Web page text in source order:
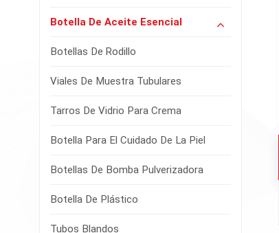
Botella De Aceite Esencial
Botellas De Rodillo
Viales De Muestra Tubulares
Tarros De Vidrio Para Crema
Botella Para El Cuidado De La Piel
Botellas De Bomba Pulverizadora
Botella De Plástico
Tubos Blandos